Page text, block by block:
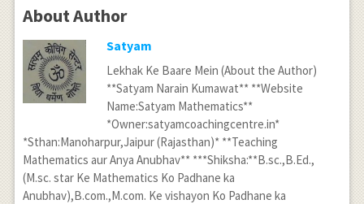
About Author
Satyam
Lekhak Ke Baare Mein (About the Author)
**Satyam Narain Kumawat** **Website
Name:Satyam Mathematics**
*Owner:satyamcoachingcentre.in*
*Sthan:Manoharpur,Jaipur (Rajasthan)* **Teaching
Mathematics aur Anya Anubhav** ***Shiksha:**B.sc.,B.Ed.,
(M.sc. star Ke Mathematics Ko Padhane ka
Anubhav),B.com.,M.com. Ke vishayon Ko Padhane ka